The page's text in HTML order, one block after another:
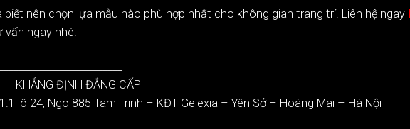
nên chọn lựa mẫu nào phù hợp nhất cho không gian trang trí. Liên hệ ngay
vấn ngay nhé!
KHẲNG ĐỊNH ĐẲNG CẤP
lô 24, Ngõ 885 Tam Trinh – KĐT Gelexia – Yên Sở – Hoàng Mai – Hà Nội